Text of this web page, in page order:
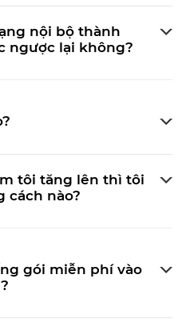
nội bộ thành
ngược lại không?
tôi tăng lên thì tôi
cách nào?
gói miễn phí vào